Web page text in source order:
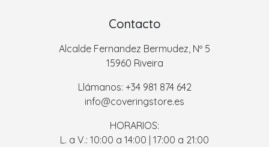
Contacto
Alcalde Fernandez Bermudez, Nº 5
15960 Riveira
Llámanos: +34 981 874 642
info@coveringstore.es
HORARIOS:
L. a V.: 10:00 a 14:00 | 17:00 a 21:00